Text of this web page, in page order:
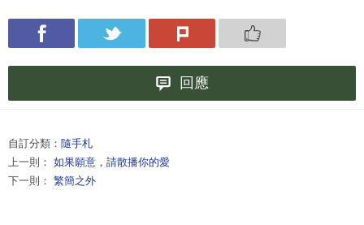
回應
自訂分類： 隨手札
上一則： 如果願意，請散播你的愛
下一則： 繁簡之外